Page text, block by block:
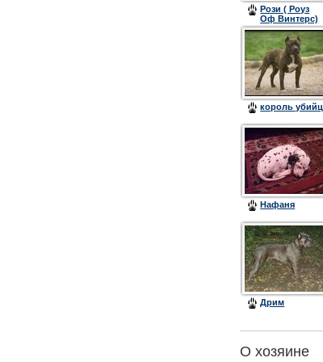
Рози ( Роуз
Оф Винтерс)
король убийц
Нафаня
Дрим
О хозяине